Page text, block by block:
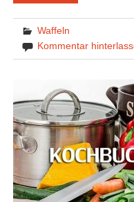
Waffeln
Kommentar